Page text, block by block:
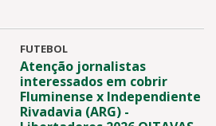
FUTEBOL
Atenção jornalistas
interessados em cobrir
Fluminense x Independiente
Rivadavia (ARG) -